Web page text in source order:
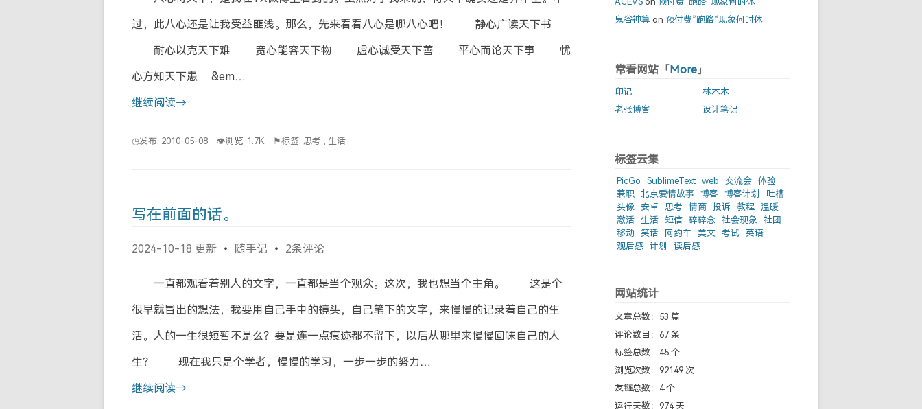
过，此八心还是让我受益匪浅。那么，先来看看八心是哪八心吧！ 静心广读天下书
耐心以克天下难 宽心能容天下物 虚心诚受天下善 平心而论天下事 忧
心方知天下患 &em…
继续阅读→
◷发布: 2010-05-08 👁浏览: 1.7K ⚑标签: 思考 , 生活
写在前面的话。
2024-10-18 更新 随手记 2条评论
一直都观看着别人的文字，一直都是当个观众。这次，我也想当个主角。 这是个
很早就冒出的想法，我要用自己手中的镜头，自己笔下的文字，来慢慢的记录着自己的生
活。人的一生很短暂不是么？要是连一点痕迹都不留下，以后从哪里来慢慢回味自己的人
生？ 现在我只是个学者，慢慢的学习，一步一步的努力…
继续阅读→
鬼谷神算 on 预付费”跑路“现象何时休
常看网站「 More 」
印记
林木木
老张博客
设计笔记
标签云集
PicGo SublimeText web 交流会 体验
兼职 北京爱情故事 博客 博客计划
吐槽
头像 安卓 思考 情商 投诉 教程 温暖
激活
生活 短信 碎碎念 社会现象
社团
移动
笑话 网约车 美文 考试 英语
观后感 计划 读后感
网站统计
文章总数：53 篇
评论数目：67 条
标签总数：45 个
浏览次数：92149 次
友链总数：4 个
运行天数：974 天